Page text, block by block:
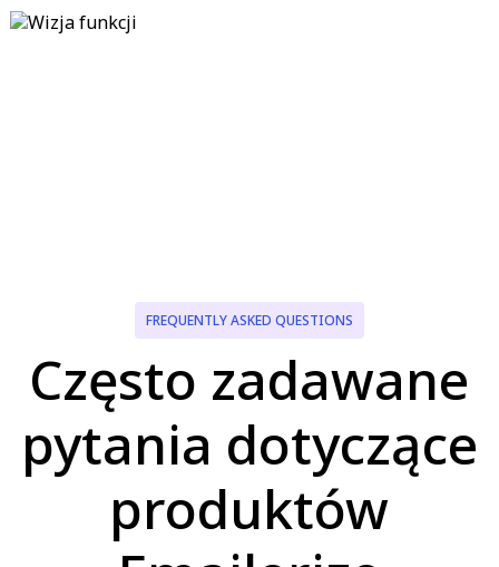
FREQUENTLY ASKED QUESTIONS
Często zadawane
pytania dotyczące
produktów